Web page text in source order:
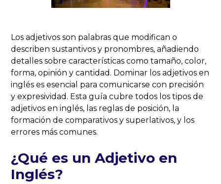
Los adjetivos son palabras que modifican o
describen sustantivos y pronombres, añadiendo
detalles sobre características como tamaño, color,
forma, opinión y cantidad. Dominar los adjetivos en
inglés es esencial para comunicarse con precisión
y expresividad. Esta guía cubre todos los tipos de
adjetivos en inglés, las reglas de posición, la
formación de comparativos y superlativos, y los
errores más comunes.
¿Qué es un Adjetivo en
Inglés?